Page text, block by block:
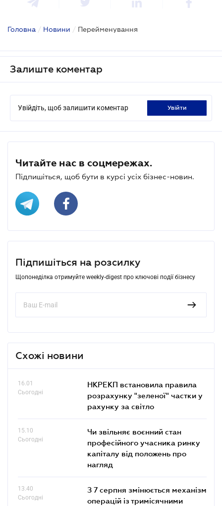
Головна / Новини / Перейменування
Залиште коментар
Увійдіть, щоб залишити коментар увійти
Читайте нас в соцмережах.
Підпишіться, щоб бути в курсі усіх бізнес-новин.
Підпишіться на розсилку
Щопонеділка отримуйте weekly-digest про ключові події бізнесу
Схожі новини
16.01
Сьогодні
НКРЕКП встановила правила
розрахунку "зеленої" частки у
рахунку за світло
15.10
Сьогодні
Чи звільняє воєнний стан
професійного учасника ринку
капіталу від положень про
нагляд
13.40
Сьогодні
З 7 серпня змінюється механізм
операцій із тримісячними